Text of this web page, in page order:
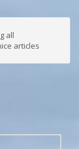
all
articles